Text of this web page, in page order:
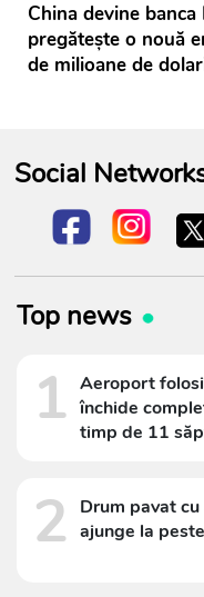
China devine
pregătește o nouă
de milioane de
Social
Top news
1 Aeroport
închide
timp de 11
2
Drum pavat
ajunge la